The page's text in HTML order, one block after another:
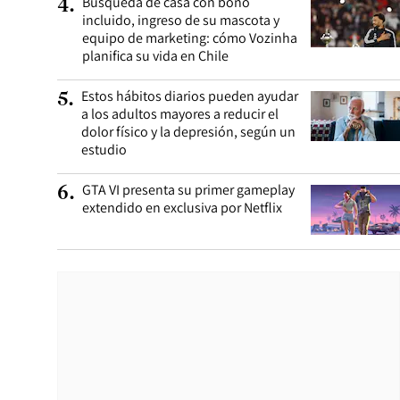
4.
incluido, ingreso de su mascota y
equipo de marketing: cómo Vozinha
planifica su vida en Chile
5. Estos hábitos diarios pueden ayudar
a los adultos mayores a reducir el
dolor físico y la depresión, según un
estudio
6. GTA VI presenta su primer gameplay
extendido en exclusiva por Netflix